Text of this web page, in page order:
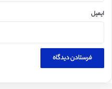
ایمیل